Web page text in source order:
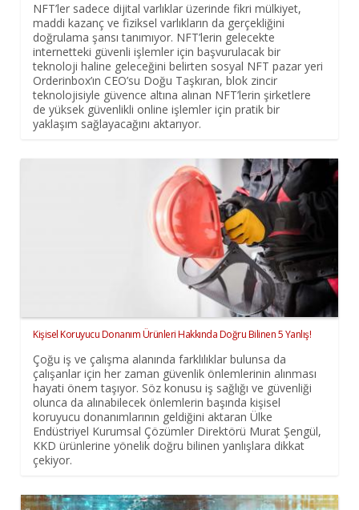
NFT’ler sadece dijital varlıklar üzerinde fikri mülkiyet,
maddi kazanç ve fiziksel varlıkların da gerçekliğini
doğrulama şansı tanımıyor. NFT’lerin gelecekte
internetteki güvenli işlemler için başvurulacak bir
teknoloji haline geleceğini belirten sosyal NFT pazar yeri
Orderinbox’ın CEO’su Doğu Taşkıran, blok zincir
teknolojisiyle güvence altına alınan NFT’lerin şirketlere
de yüksek güvenlikli online işlemler için pratik bir
yaklaşım sağlayacağını aktarıyor.
Kişisel Koruyucu Donanım Ürünleri Hakkında Doğru Bilinen 5 Yanlış!
Çoğu iş ve çalışma alanında farklılıklar bulunsa da
çalışanlar için her zaman güvenlik önlemlerinin alınması
hayati önem taşıyor. Söz konusu iş sağlığı ve güvenliği
olunca da alınabilecek önlemlerin başında kişisel
koruyucu donanımlarının geldiğini aktaran Ülke
Endüstriyel Kurumsal Çözümler Direktörü Murat Şengül,
KKD ürünlerine yönelik doğru bilinen yanlışlara dikkat
çekiyor.